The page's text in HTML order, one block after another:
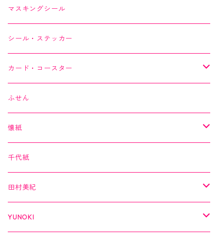
SAIEN
オリジナルシリーズ
作家シリーズ
２巻セット
YUNOKI
Kimono美
美MONDE
デコレーションテープ（クリアテープ）
田村美紀
クリアテープ
切子
螺鈿
日本の伝統美
マスキングシール
シール・ステッカー
カード・コースター
スイーツカード
YUNOKI
田村美紀
ふせん
懐紙
Kimono美
美MONDE
乙女懐紙
千代紙
田村美紀
よもやまペーパー
YUNOKI